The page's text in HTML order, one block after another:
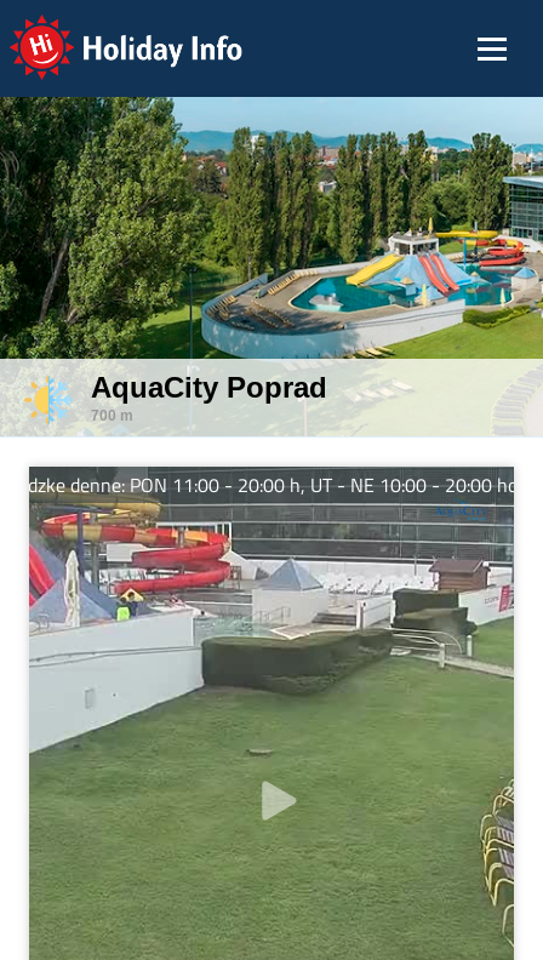
Holiday Info
AquaCity Poprad
700 m
denne: PON 11:00 - 20:00 h, UT - NE 10:00 - 20:00 hod.